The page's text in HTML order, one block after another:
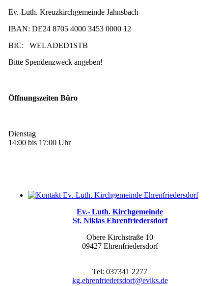
Ev.-Luth. Kreuzkirchgemeinde Jahnsbach
IBAN: DE24 8705 4000 3453 0000 12
BIC: WELADED1STB
Bitte Spendenzweck angeben!
Öffnungszeiten Büro
Dienstag
14:00 bis 17:00 Uhr
Ev.- Luth. Kirchgemeinde
St. Niklas Ehrenfriedersdorf
Obere Kirchstraße 10
09427 Ehrenfriedersdorf
Tel: 037341 2277
kg.ehrenfriedersdorf@evlks.de